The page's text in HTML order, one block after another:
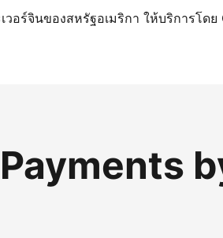
อร์จินของสหรัฐอเมริกา ให้บริการโดย